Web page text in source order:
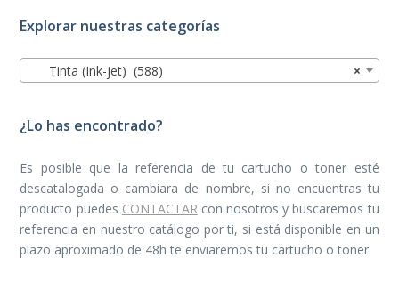
Explorar nuestras categorías
×
Tinta (Ink-jet) (588)
¿Lo has encontrado?
Es posible que la referencia de tu cartucho o toner esté
descatalogada o cambiara de nombre, si no encuentras tu
producto puedes CONTACTAR con nosotros y buscaremos tu
referencia en nuestro catálogo por ti, si está disponible en un
plazo aproximado de 48h te enviaremos tu cartucho o toner.